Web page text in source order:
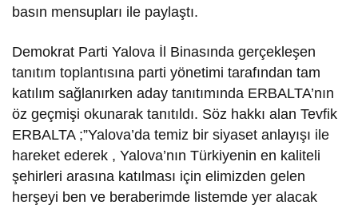
basın mensupları ile paylaştı.
Demokrat Parti Yalova İl Binasında gerçekleşen
tanıtım toplantısına parti yönetimi tarafından tam
katılım sağlanırken aday tanıtımında ERBALTA’nın
öz geçmişi okunarak tanıtıldı. Söz hakkı alan Tevfik
ERBALTA ;”Yalova’da temiz bir siyaset anlayışı ile
hareket ederek , Yalova’nın Türkiyenin en kaliteli
şehirleri arasına katılması için elimizden gelen
herşeyi ben ve beraberimde listemde yer alacak